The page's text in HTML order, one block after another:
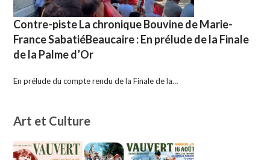
Contre-piste La chronique Bouvine de Marie-
France SabatiéBeaucaire : En prélude de la Finale
de la Palme d’Or
En prélude du compte rendu de la Finale de la…
Art et Culture